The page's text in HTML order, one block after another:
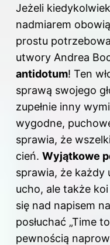
Jeżeli
nadmiarem
prostu
utwory Andrea
antidotum! Ten
sprawą swojego
zupełnie inny
wygodne,
sprawia, że
cień. Wyjątkowe
sprawia, że
ucho, ale także
się nad napisem
posłuchać „Time
pewnością